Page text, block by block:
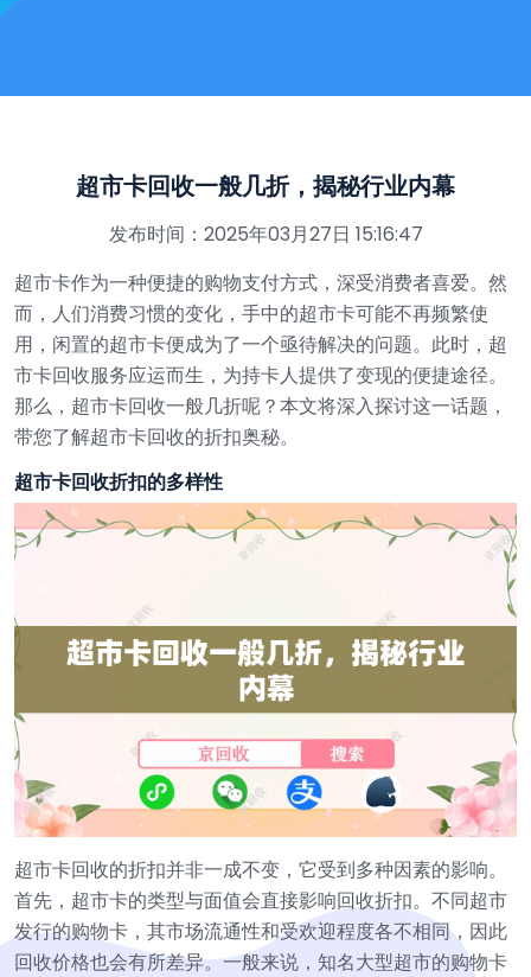
超市卡回收一般几折，揭秘行业内幕
发布时间：2025年03月27日 15:16:47
超市卡作为一种便捷的购物支付方式，深受消费者喜爱。然
而，人们消费习惯的变化，手中的超市卡可能不再频繁使
用，闲置的超市卡便成为了一个亟待解决的问题。此时，超
市卡回收服务应运而生，为持卡人提供了变现的便捷途径。
那么，超市卡回收一般几折呢？本文将深入探讨这一话题，
带您了解超市卡回收的折扣奥秘。
超市卡回收折扣的多样性
超市卡回收的折扣并非一成不变，它受到多种因素的影响。
首先，超市卡的类型与面值会直接影响回收折扣。不同超市
发行的购物卡，其市场流通性和受欢迎程度各不相同，因此
回收价格也会有所差异。一般来说，知名大型超市的购物卡